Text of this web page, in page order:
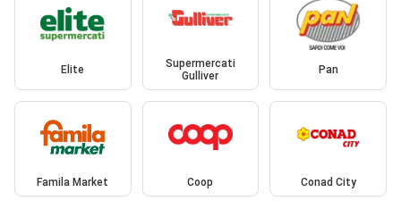
Elite
Supermercati
Gulliver
Pan
Famila Market Coop Conad City